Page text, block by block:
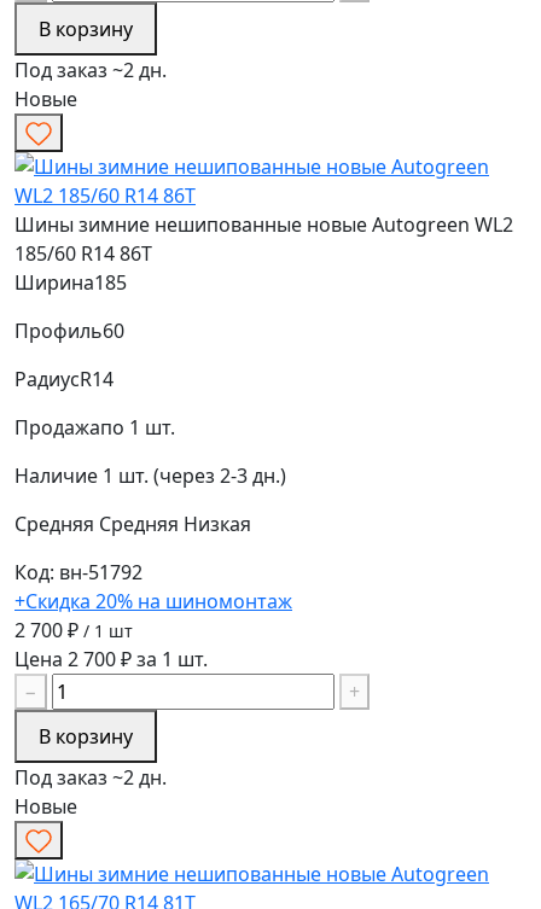
В корзину
Под заказ ~2 дн.
Новые
Шины зимние нешипованные новые Autogreen WL2
185/60 R14 86T
Ширина185
Профиль60
РадиусR14
Продажапо 1 шт.
Наличие 1 шт. (через 2-3 дн.)
Средняя Средняя Низкая
Код: вн-51792
+Скидка 20% на шиномонтаж
2 700 ₽ / 1 шт
Цена 2 700 ₽ за 1 шт.
−
+
В корзину
Под заказ ~2 дн.
Новые